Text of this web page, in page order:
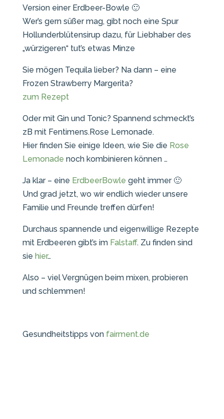
Version einer Erdbeer-Bowle 🙂
Wer’s gern süßer mag, gibt noch eine Spur
Hollunderblütensirup dazu, für Liebhaber des
„würzigeren“ tut’s etwas Minze
Sie mögen Tequila lieber? Na dann – eine
Frozen Strawberry Margerita?
zum Rezept
Oder mit Gin und Tonic? Spannend schmeckt’s
zB mit Fentimens.Rose Lemonade.
Hier finden Sie einige Ideen, wie Sie die Rose
Lemonade noch kombinieren können …
Ja klar – eine ErdbeerBowle geht immer 🙂
Und grad jetzt, wo wir endlich wieder unsere
Familie und Freunde treffen dürfen!
Durchaus spannende und eigenwillige Rezepte
mit Erdbeeren gibt’s im Falstaff. Zu finden sind
sie hier…
Also – viel Vergnügen beim mixen, probieren
und schlemmen!
Gesundheitstipps von fairment.de